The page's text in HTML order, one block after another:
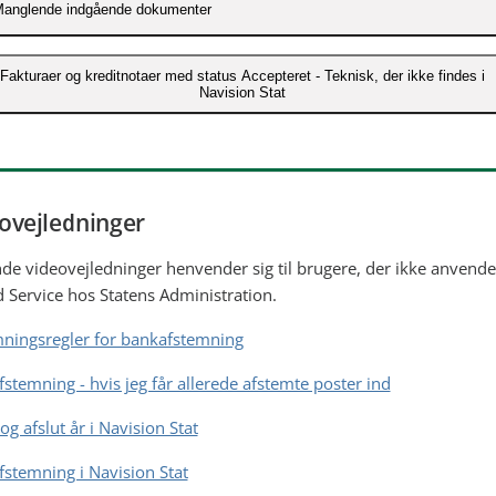
er set tilfælde, hvor indgående dokumenter modtaget i
forsendelsesmetoden, eDelivery, bliver dobbeltindlæst i
Følg vejledningen for at håndtere dubletter af indgående
indgående dokumenter
Institutioner kan opleve problemer med at få indlæst indgående
dokumenter i Navision Stat. Økonomistyrelsen har udviklet et nyt
Fakturaer og kreditnotaer med status Accepteret - Teknisk, der ikke findes i
Navision Stat
men er ikke i Navision Stat.
videovejledninger henvender sig til brugere, der ikke
Service hos Statens Administration.
for bankafstemning
- hvis jeg får allerede afstemte poster ind
afslut år i Navision Stat
i Navision Stat